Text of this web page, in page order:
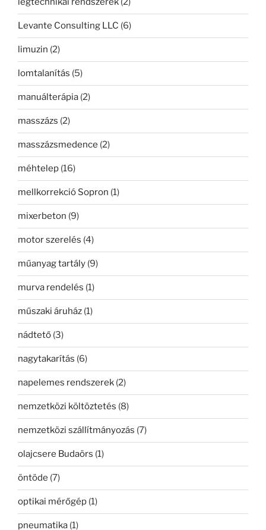
Levante Consulting LLC (6)
limuzin (2)
lomtalanítás (5)
manuálterápia (2)
masszázs (2)
masszázsmedence (2)
méhtelep (16)
mellkorrekció Sopron (1)
mixerbeton (9)
motor szerelés (4)
műanyag tartály (9)
murva rendelés (1)
műszaki áruház (1)
nádtető (3)
nagytakarítás (6)
napelemes rendszerek (2)
nemzetközi költöztetés (8)
nemzetközi szállítmányozás (7)
olajcsere Budaörs (1)
öntöde (7)
optikai mérőgép (1)
pneumatika (1)